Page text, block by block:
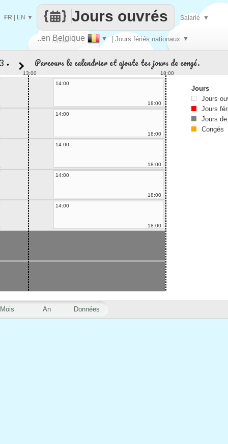
Faire
..en Belgique ▼ | Jours fériés nationaux ▼
Jours ouvrés
FR EN ▼ Salarié ▼
Mois An Données
▼ Parcours le calendrier et ajoute tes jours de congé.
13:00
18:00
14:00
18:00
14:00
18:00
14:00
18:00
14:00
18:00
14:00
18:00
Jours
Jours
Jours
Jours
Congés